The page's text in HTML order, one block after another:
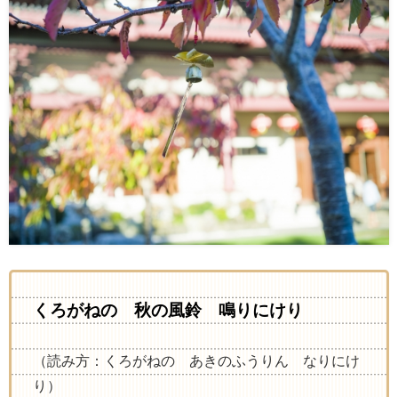
くろがねの 秋の風鈴 鳴りにけり
（読み方：くろがねの あきのふうりん なりにけ
り）